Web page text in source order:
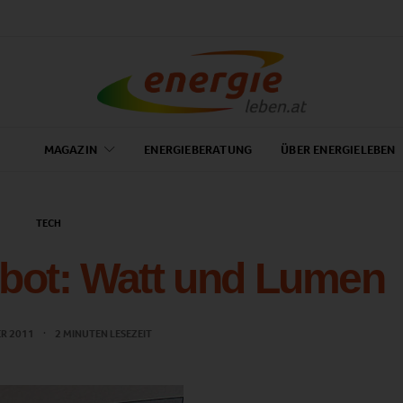
MAGAZIN ENERGIEBERATUNG ÜBER ENERGIELEBEN
TECH
Watt und Lumen
2011 2 MINUTEN LESEZEIT